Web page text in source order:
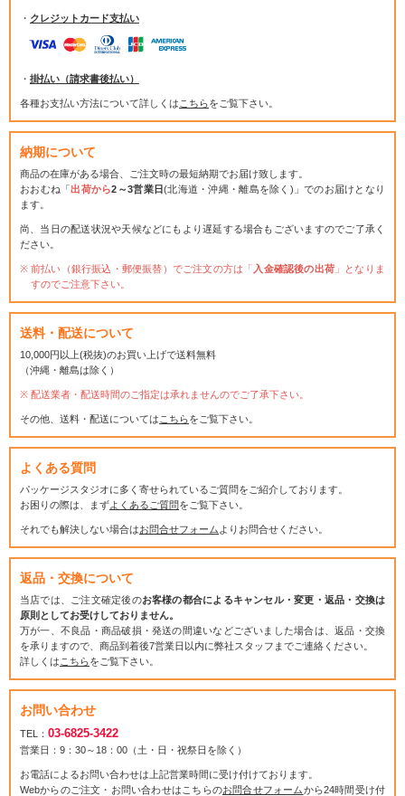
・ クレジットカード支払い
・ 掛払い（請求書後払い）
各種お支払い方法について詳しくは こちらをご覧下さい。
納期について
商品の在庫がある場合、ご注文時の最短納期でお届け致します。
おおむね「出荷から2～3営業日(北海道・沖縄・離島を除く)」でのお届けとなり
ます。
尚、当日の配送状況や天候などにもより遅延する場合もございますのでご了承く
ださい。
前払い（銀行振込・郵便振替）でご注文の方は「 入金確認後の出荷 」となりま
すのでご注意下さい。
送料・配送について
10,000円以上(税抜)のお買い上げで送料無料
（沖縄・離島は除く）
配送業者・配送時間のご指定は承れませんのでご了承下さい。
その他、送料・配送については こちらをご覧下さい。
よくある質問
パッケージスタジオに多く寄せられているご質問をご紹介しております。
お困りの際は、まずよくあるご質問をご覧下さい。
それでも解決しない場合はお問合せフォーム よりお問合せください。
返品・交換について
当店では、ご注文確定後のお客様の都合によるキャンセル・変更・返品・交換は
原則としてお受けしておりません。
万が一、不良品・商品破損・発送の間違いなどございました場合は、返品・交換
を承りますので、商品到着後7営業日以内に弊社スタッフまでご連絡ください。
詳しくは こちらをご覧下さい。
お問い合わせ
TEL： 03-6825-3422
営業日：9：30～18：00（土・日・祝祭日を除く）
お電話によるお問い合わせは上記営業時間に受け付けております。
Webからのご注文・お問い合わせはこちらのお問合せフォームから24時間受け付